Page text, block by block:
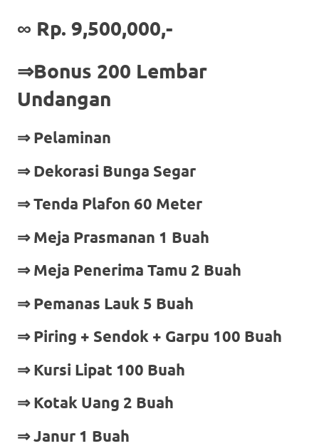
∞ Rp. 9,500,000,-
⇒Bonus 200 Lembar
Undangan
⇒ Pelaminan
⇒ Dekorasi Bunga Segar
⇒ Tenda Plafon 60 Meter
⇒ Meja Prasmanan 1 Buah
⇒ Meja Penerima Tamu 2 Buah
⇒ Pemanas Lauk 5 Buah
⇒ Piring + Sendok + Garpu 100 Buah
⇒ Kursi Lipat 100 Buah
⇒ Kotak Uang 2 Buah
⇒ Janur 1 Buah